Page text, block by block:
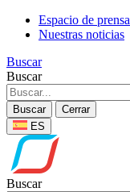
Espacio de prensa
Nuestras noticias
Buscar
Buscar
Buscar
Cerrar
ES
Buscar